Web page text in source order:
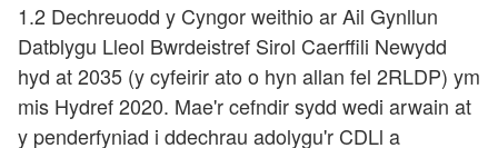
1.2 Dechreuodd y Cyngor weithio ar Ail Gynllun
Datblygu Lleol Bwrdeistref Sirol Caerffili Newydd
hyd at 2035 (y cyfeirir ato o hyn allan fel 2RLDP) ym
mis Hydref 2020. Mae'r cefndir sydd wedi arwain at
y penderfyniad i ddechrau adolygu'r CDLl a